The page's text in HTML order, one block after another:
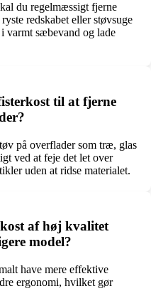
du regelmæssigt fjerne
redskabet eller støvsuge
varmt sæbevand og lade
til at fjerne
på overflader som træ, glas
ved at feje det let over
uden at ridse materialet.
af høj kvalitet
model?
have mere effektive
ergonomi, hvilket gør